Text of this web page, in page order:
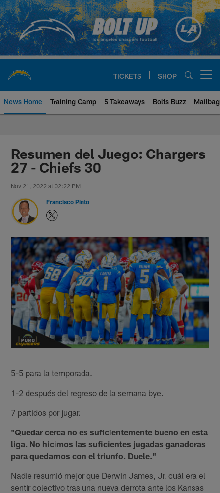
Skip
to
main
content
TICKETS SHOP
News Home Training Camp 5 Takeaways Bolts Buzz Mailbag
Chargers Official Site | Los
Resumen del Juego: Chargers
27 - Chiefs 30
Nov 21, 2022 at 02:22 PM
Francisco Pinto
5-5 para la temporada.
1-2 después del regreso de la semana bye.
7 partidos por jugar.
"Quedar cerca no es suficientemente bueno en esta
liga. No hicimos las suficientes jugadas ganadoras
para quedarnos con el triunfo. Duele."
Nadie resumió mejor que Derwin James, Jr. cuál era el
sentir colectivo tras una nueva derrota ante los Kansas